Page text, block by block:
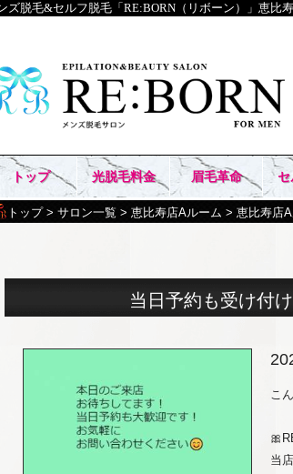
ズ脱毛&セルフ脱毛「RE:BORN（リボーン）」恵比
トップ> サロン一覧 > 恵比寿店Aルーム > 恵比寿店
当日予約も受け付
こ
当
トップ 光脱毛料金 眉毛革命 セ